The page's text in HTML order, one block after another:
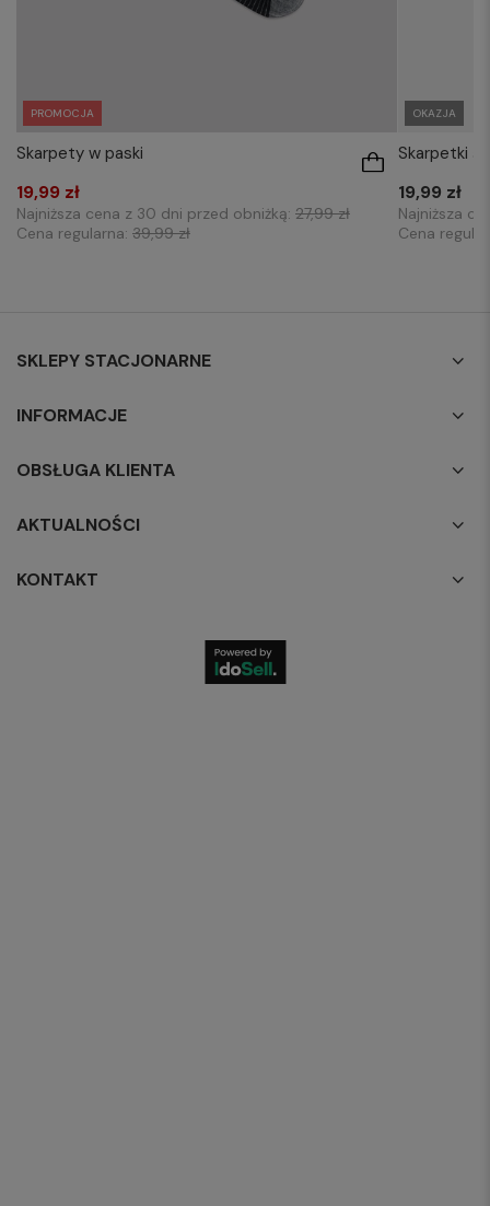
PROMOCJA
Skarpety w paski
19,99 zł
Najniższa cena z 30 dni przed obniżką: 27,99 zł
Cena regularna: 39,99 zł
OKAZJA
Skarpetki
19,99 zł
Najniższa
Cena
SKLEPY STACJONARNE
INFORMACJE
OBSŁUGA KLIENTA
AKTUALNOŚCI
KONTAKT